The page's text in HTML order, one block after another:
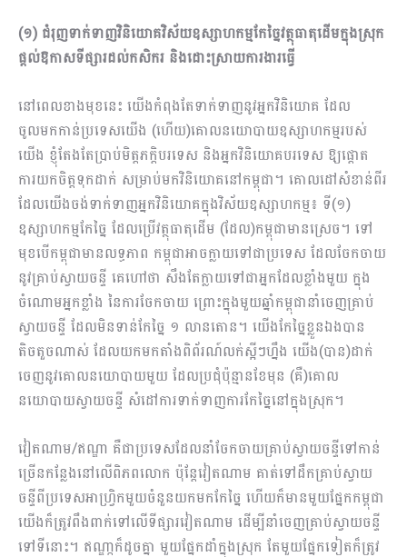
(១) ជំរុញទាក់ទាញវិនិយោគវិស័យឧស្សាហកម្មកែច្នៃវត្ថុធាតុដើមក្នុងស្រុក
ផ្ដល់ឱកាសទីផ្សារដល់កសិករ និងដោះស្រាយការងារធ្វើ
នៅពេលខាងមុខនេះ យើងកំពុងតែទាក់ទាញនូវអ្នកវិនិយោគ ដែល
ចូលមកកាន់ប្រទេសយើង (ហើយ)គោលនយោបាយឧស្សាហកម្មរបស់
យើង ខ្ញុំតែងតែប្រាប់មិត្តភក្តិបរទេស និងអ្នកវិនិយោគបរទេស ឱ្យផ្តោត
ការយកចិត្តទុកដាក់ សម្រាប់មកវិនិយោគនៅកម្ពុជា។ គោលដៅសំខាន់ពីរ
ដែលយើងចង់ទាក់ទាញអ្នកវិនិយោគក្នុងវិស័យឧស្សាហកម្ម៖ ទី(១)
ឧស្សាហកម្មកែច្នៃ ដែលប្រើវត្ថុធាតុដើម (ដែល)កម្ពុជាមានស្រេច។ ទៅ
មុខបើកម្ពុជាមានលទ្ធភាព កម្ពុជាអាចក្លាយទៅជាប្រទេស ដែលចែកចាយ
នូវគ្រាប់ស្វាយចន្ទី គេហៅថា សឹងតែក្លាយទៅជាអ្នកដែលខ្លាំងមួយ ក្នុង
ចំណោមអ្នកខ្លាំង នៃការចែកចាយ ព្រោះក្នុងមួយឆ្នាំកម្ពុជានាំចេញគ្រាប់
ស្វាយចន្ទី ដែលមិនទាន់កែច្នៃ ១ លានតោន។ យើងកែច្នៃខ្លួនឯងបាន
តិចតួចណាស់ ដែលយកមកតាំងពិព័រណ៍លក់ស្អីៗហ្នឹង យើង(បាន)ដាក់
ចេញនូវគោលនយោបាយមួយ ដែលប្រជុំប៉ុន្មានខែមុន (គឺ)គោល
នយោបាយស្វាយចន្ទី សំដៅការទាក់ទាញការកែច្នៃនៅក្នុងស្រុក។
វៀតណាម/ឥណ្ឌា គឺជាប្រទេសដែលនាំចែកចាយគ្រាប់ស្វាយចន្ទីទៅកាន់
ច្រើនកន្លែងនៅលើពិភពលោក ប៉ុន្តែវៀតណាម គាត់ទៅដឹកគ្រាប់ស្វាយ
ចន្ទីពីប្រទេសអាហ្វ្រិកមួយចំនួនយកមកកែច្នៃ ហើយក៏មានមួយផ្នែកកម្ពុជា
យើងក៏ត្រូវពឹងពាក់ទៅលើទីផ្សារវៀតណាម ដើម្បីនាំចេញគ្រាប់ស្វាយចន្ទី
ទៅទីនោះ។ ឥណ្ឌា្កក៏ដូចគ្នា មួយផ្នែកដាំក្នុងស្រុក តែមួយផ្នែកទៀតក៏ត្រូវ